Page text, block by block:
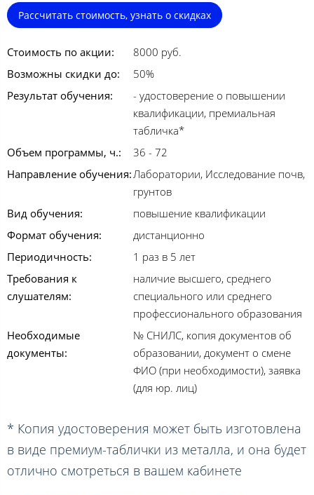
Рассчитать стоимость, узнать о скидках
Стоимость по акции:
8000 руб.
Возможны скидки до:
50%
Результат обучения:
- удостоверение о повышении
квалификации, премиальная
табличка*
Объем программы, ч.:
36 - 72
Направление обучения:Лаборатории, Исследование почв,
грунтов
Вид обучения:
повышение квалификации
Формат обучения:
дистанционно
Периодичность:
1 раз в 5 лет
Требования к
слушателям:
наличие высшего, среднего
специального или среднего
профессионального образования
Необходимые
документы:
№ СНИЛС, копия документов об
образовании, документ о смене
ФИО (при необходимости), заявка
(для юр. лиц)
* Копия удостоверения может быть изготовлена
в виде премиум-таблички из металла, и она будет
отлично смотреться в вашем кабинете